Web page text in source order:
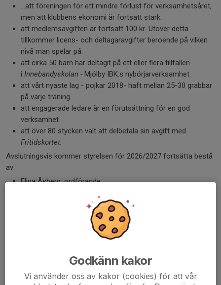
...att föreningen för ett mindre förlust för verksamhetsåret,
men att klubbens ekonomi är fortsatt stark.
att medlemsavgiften är fortsatt 100 kr. Utöver detta
tillkommer licens- och deltagaravgifter beroende på vilken
nivå man spelar på.
att cirka 50 barn har deltagit på ett eller flera tillfällen
i Innebandyskolan - Mjölby IBK:s nybörjarverksamhet.
att vårt nyaste lag - pojkar 2018- haft mellan 25-30 grabbar
på varje träning.
att engagerade ledare är en förutsättning för en god
verksamhet
att över 80 stycken valt att delbetala sin avgift med
Fritidskortet.
Avslutningsvis kommer styrelsen för 2026/2027 fortsätta bestå
av:
Elina Åsberg, ordförande
Kristofer Karlsson, sekreterare
Caroline Gårdh, ledamot
Eric Sundström, ledamot
Vill du engagera dig mer? Tveka inte attkontakta oss
Godkänn kakor
Vi använder oss av kakor (cookies) för att vår